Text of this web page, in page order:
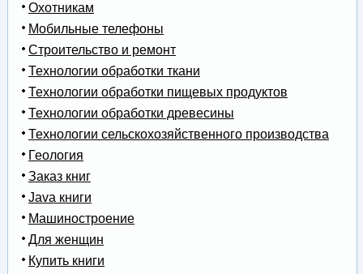
Охотникам
Мобильные телефоны
Строительство и ремонт
Технологии обработки ткани
Технологии обработки пищевых продуктов
Технологии обработки древесины
Технологии сельскохозяйственного производства
Геология
Заказ книг
Java книги
Машиностроение
Для женщин
Купить книги